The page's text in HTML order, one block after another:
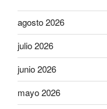
agosto 2026
julio 2026
junio 2026
mayo 2026